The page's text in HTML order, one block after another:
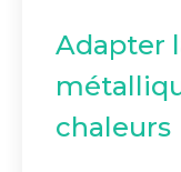
Adapter
chaleurs